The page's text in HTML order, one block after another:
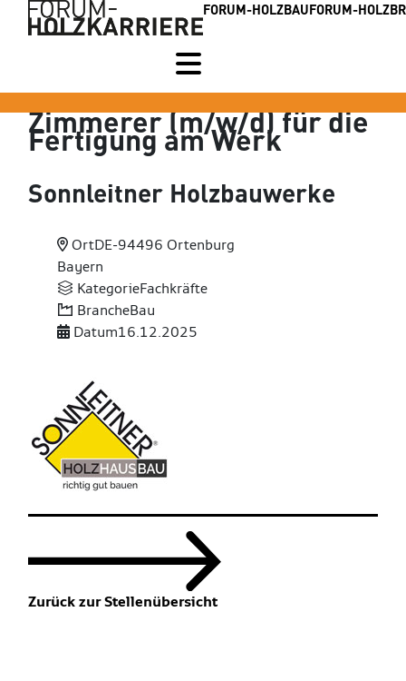
FORUM-HOLZBAUFORUM-
Zimmerer (m/w/d) für die
Fertigung am Werk
Sonnleitner Holzbauwerke
OrtDE-94496 Ortenburg
Bayern
KategorieFachkräfte
BrancheBau
Datum16.12.2025
Zurück zur Stellenübersicht